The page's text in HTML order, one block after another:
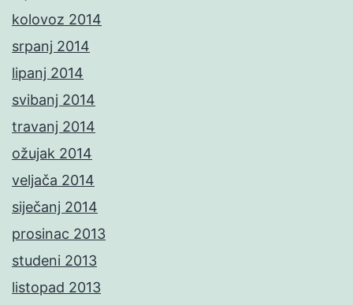
kolovoz 2014
srpanj 2014
lipanj 2014
svibanj 2014
travanj 2014
ožujak 2014
veljača 2014
siječanj 2014
prosinac 2013
studeni 2013
listopad 2013